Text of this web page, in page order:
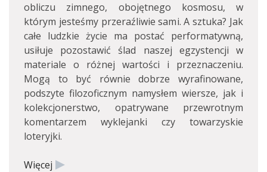
obliczu zimnego, obojętnego kosmosu, w
którym jesteśmy przeraźliwie sami. A sztuka? Jak
całe ludzkie życie ma postać performatywną,
usiłuje pozostawić ślad naszej egzystencji w
materiale o różnej wartości i przeznaczeniu.
Mogą to być równie dobrze wyrafinowane,
podszyte filozoficznym namysłem wiersze, jak i
kolekcjonerstwo, opatrywane przewrotnym
komentarzem wyklejanki czy towarzyskie
loteryjki.
Więcej